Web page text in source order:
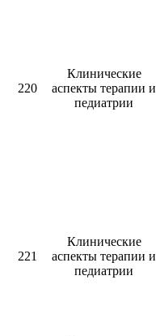
220
Клинические
аспекты терапии и
педиатрии
221
Клинические
аспекты терапии и
педиатрии